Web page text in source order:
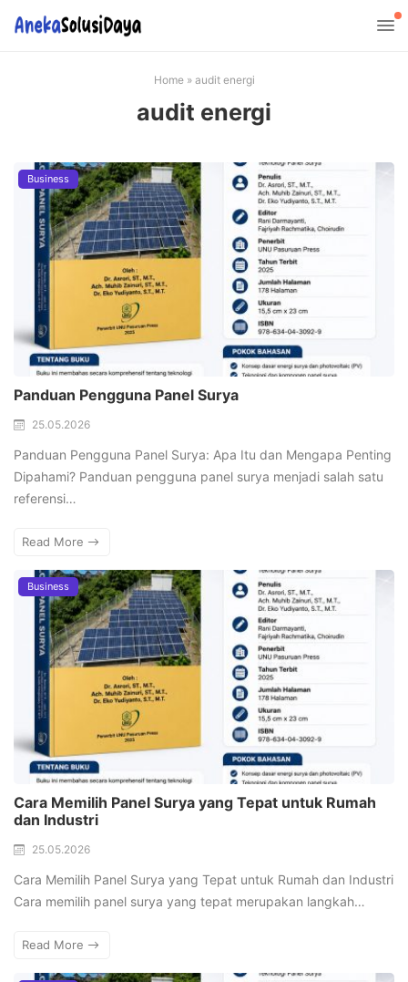
Home» audit energi
audit energi
Business
Panduan Pengguna Panel Surya
25.05.2026
Panduan Pengguna Panel Surya: Apa Itu dan Mengapa Penting
Dipahami? Panduan pengguna panel surya menjadi salah satu
referensi…
Read More
Business
Cara Memilih Panel Surya yang Tepat untuk Rumah
dan Industri
25.05.2026
Cara Memilih Panel Surya yang Tepat untuk Rumah dan Industri
Cara memilih panel surya yang tepat merupakan langkah…
Read More